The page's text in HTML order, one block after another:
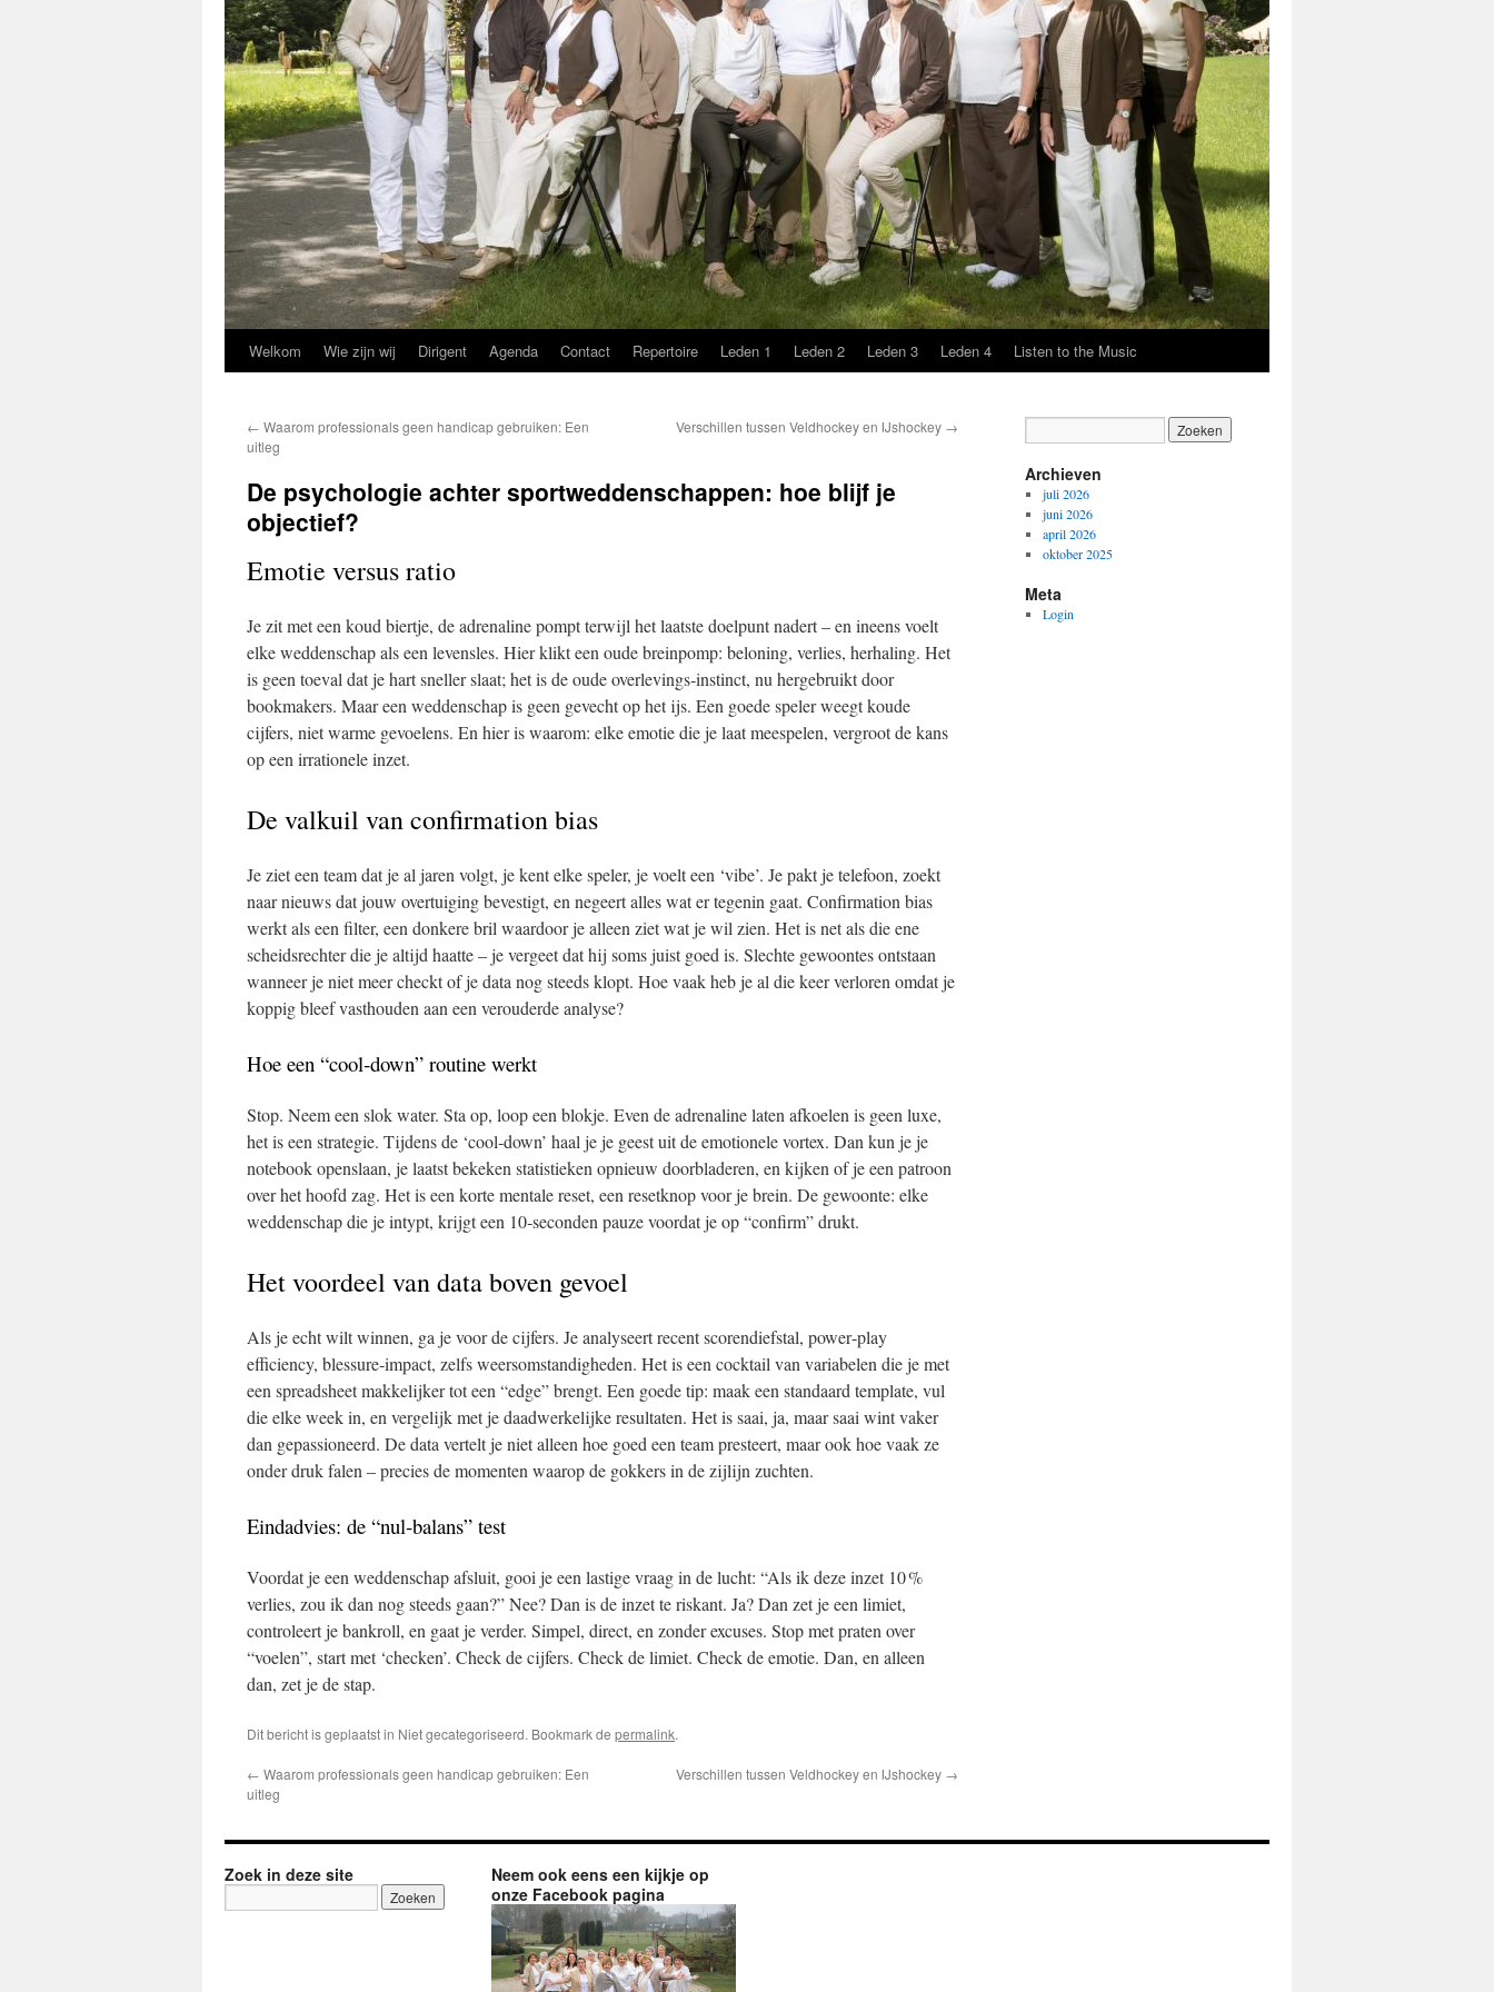
Welkom Wie zijn wij Dirigent Agenda Contact Repertoire Leden 1 Leden 2 Leden 3 Leden 4 Listen to the Music
← Waarom professionals geen handicap gebruiken: Een
uitleg
Verschillen tussen Veldhockey en IJshockey →
De psychologie achter sportweddenschappen: hoe blijf je
objectief?
Emotie versus ratio
Je zit met een koud biertje, de adrenaline pompt terwijl het laatste doelpunt nadert – en ineens voelt
elke weddenschap als een levensles. Hier klikt een oude breinpomp: beloning, verlies, herhaling. Het
is geen toeval dat je hart sneller slaat; het is de oude overlevings‑instinct, nu hergebruikt door
bookmakers. Maar een weddenschap is geen gevecht op het ijs. Een goede speler weegt koude
cijfers, niet warme gevoelens. En hier is waarom: elke emotie die je laat meespelen, vergroot de kans
op een irrationele inzet.
De valkuil van confirmation bias
Je ziet een team dat je al jaren volgt, je kent elke speler, je voelt een ‘vibe’. Je pakt je telefoon, zoekt
naar nieuws dat jouw overtuiging bevestigt, en negeert alles wat er tegenin gaat. Confirmation bias
werkt als een filter, een donkere bril waardoor je alleen ziet wat je wil zien. Het is net als die ene
scheidsrechter die je altijd haatte – je vergeet dat hij soms juist goed is. Slechte gewoontes ontstaan
wanneer je niet meer checkt of je data nog steeds klopt. Hoe vaak heb je al die keer verloren omdat je
koppig bleef vasthouden aan een verouderde analyse?
Hoe een “cool‑down” routine werkt
Stop. Neem een slok water. Sta op, loop een blokje. Even de adrenaline laten afkoelen is geen luxe,
het is een strategie. Tijdens de ‘cool‑down’ haal je je geest uit de emotionele vortex. Dan kun je je
notebook openslaan, je laatst bekeken statistieken opnieuw doorbladeren, en kijken of je een patroon
over het hoofd zag. Het is een korte mentale reset, een resetknop voor je brein. De gewoonte: elke
weddenschap die je intypt, krijgt een 10‑seconden pauze voordat je op “confirm” drukt.
Het voordeel van data boven gevoel
Als je echt wilt winnen, ga je voor de cijfers. Je analyseert recent scorendiefstal, power‑play
efficiency, blessure‑impact, zelfs weersomstandigheden. Het is een cocktail van variabelen die je met
een spreadsheet makkelijker tot een “edge” brengt. Een goede tip: maak een standaard template, vul
die elke week in, en vergelijk met je daadwerkelijke resultaten. Het is saai, ja, maar saai wint vaker
dan gepassioneerd. De data vertelt je niet alleen hoe goed een team presteert, maar ook hoe vaak ze
onder druk falen – precies de momenten waarop de gokkers in de zijlijn zuchten.
Eindadvies: de “nul‑balans” test
Voordat je een weddenschap afsluit, gooi je een lastige vraag in de lucht: “Als ik deze inzet 10 %
verlies, zou ik dan nog steeds gaan?” Nee? Dan is de inzet te riskant. Ja? Dan zet je een limiet,
controleert je bankroll, en gaat je verder. Simpel, direct, en zonder excuses. Stop met praten over
“voelen”, start met ‘checken’. Check de cijfers. Check de limiet. Check de emotie. Dan, en alleen
dan, zet je de stap.
Dit bericht is geplaatst in Niet gecategoriseerd. Bookmark de permalink.
← Waarom professionals geen handicap gebruiken: Een
uitleg
Verschillen tussen Veldhockey en IJshockey →
Archieven
juli 2026
juni 2026
april 2026
oktober 2025
Meta
Login
Zoek in deze site
Neem ook eens een kijkje op
onze Facebook pagina